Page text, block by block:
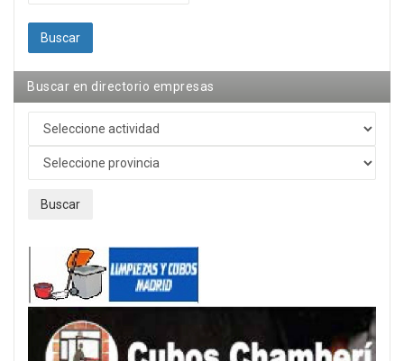
Buscar
Buscar en directorio empresas
Buscar